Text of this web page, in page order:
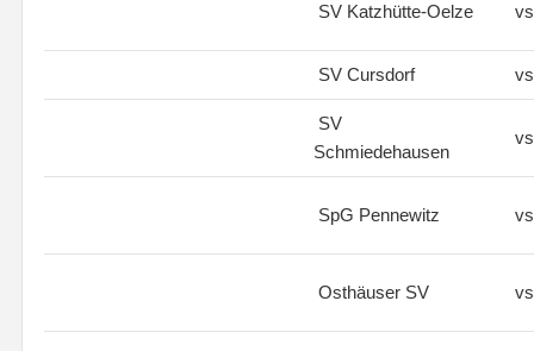
SV Katzhütte-Oelze
SV Cursdorf
SV
Schmiedehausen
SpG Pennewitz
Osthäuser SV